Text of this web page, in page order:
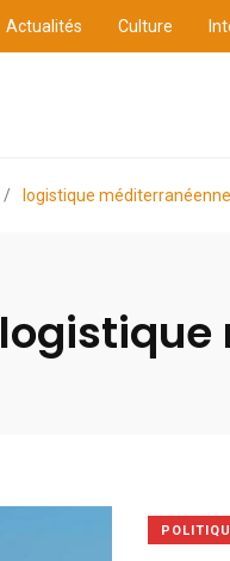
Actualités Culture
/ logistique méditerranéenne
logistique